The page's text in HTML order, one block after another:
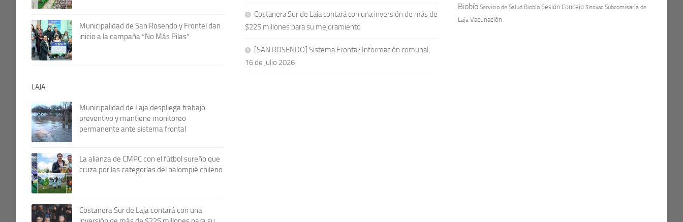
Municipalidad de San Rosendo y Frontel dan
inicio a la campaña “No Más Pilas”
LAJA:
Municipalidad de Laja despliega trabajo
preventivo y mantiene monitoreo
permanente ante sistema frontal
La alianza de CMPC con el fútbol sureño que
cruza por las categorías del balompié chileno
Costanera Sur de Laja contará con una
Costanera Sur de Laja contará con una inversión de más de
$225 millones para su mejoramiento
[SAN ROSENDO] Sistema Frontal: Información comunal,
16 de julio 2026
Biobío Servicio de Salud Biobío Sesión Concejo Sinovac Subcomisaría de
Laja Vacunación